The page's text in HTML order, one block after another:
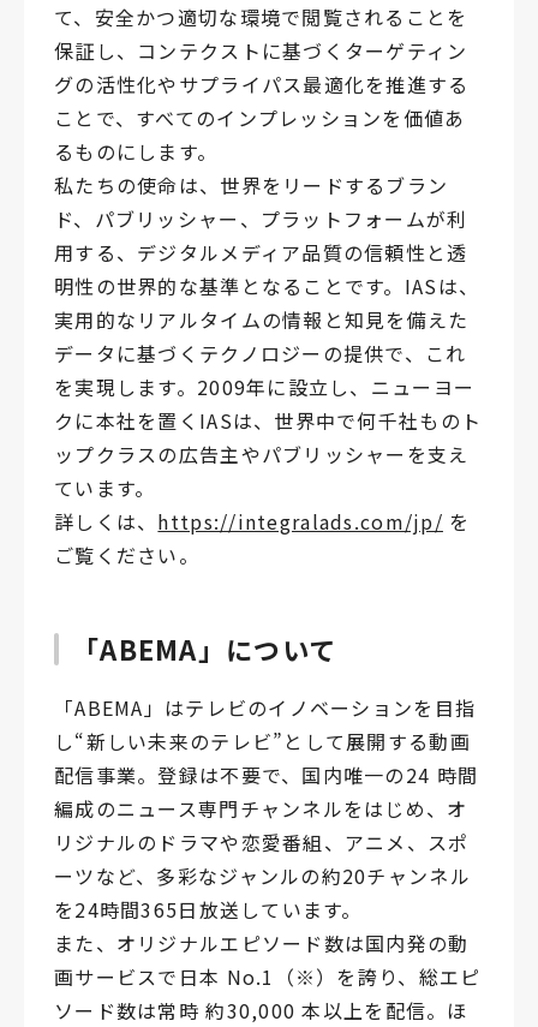
て、安全かつ適切な環境で閲覧されることを
保証し、コンテクストに基づくターゲティン
グの活性化やサプライパス最適化を推進する
ことで、すべてのインプレッションを価値あ
るものにします。
私たちの使命は、世界をリードするブラン
ド、パブリッシャー、プラットフォームが利
用する、デジタルメディア品質の信頼性と透
明性の世界的な基準となることです。IASは、
実用的なリアルタイムの情報と知見を備えた
データに基づくテクノロジーの提供で、これ
を実現します。2009年に設立し、ニューヨー
クに本社を置くIASは、世界中で何千社ものト
ップクラスの広告主やパブリッシャーを支え
ています。
詳しくは、 https://integralads.com/jp/ を
ご覧ください。
「ABEMA」について
「ABEMA」はテレビのイノベーションを目指
し“新しい未来のテレビ”として展開する動画
配信事業。登録は不要で、国内唯一の24 時間
編成のニュース専門チャンネルをはじめ、オ
リジナルのドラマや恋愛番組、アニメ、スポ
ーツなど、多彩なジャンルの約20チャンネル
を24時間365日放送しています。
また、オリジナルエピソード数は国内発の動
画サービスで日本 No.1（※）を誇り、総エピ
ソード数は常時 約30,000 本以上を配信。ほ